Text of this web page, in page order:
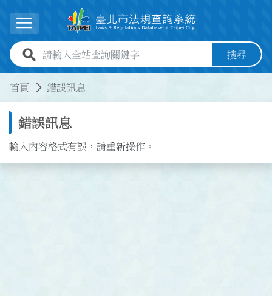
展開選單
全站查詢關鍵字欄位 搜尋
首頁 錯誤訊息
錯誤訊息
輸入內容格式有誤，請重新操作。